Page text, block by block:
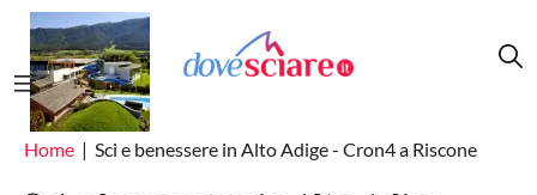
Salta al contenuto principale
Home Sci e benessere in Alto Adige - Cron4 a Riscone